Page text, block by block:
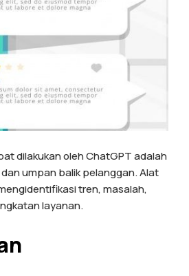
dilakukan oleh ChatGPT adalah
umpan balik pelanggan. Alat
tren, masalah,
layanan.